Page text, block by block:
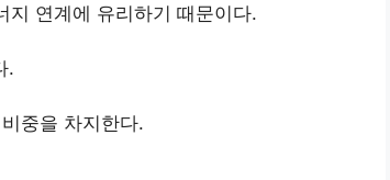
지 연계에 유리하기 때문이다.
.
중을 차지한다.